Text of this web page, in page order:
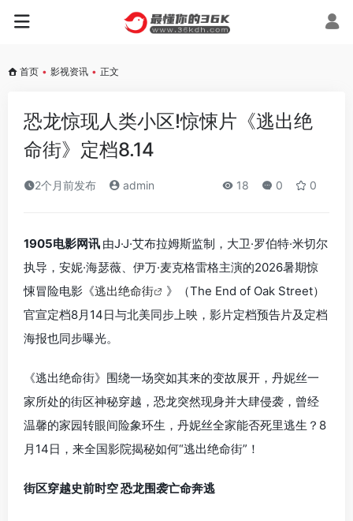
首页 • 影视资讯 • 正文
恐龙惊现人类小区!惊悚片《逃出绝
命街》定档8.14
2个月前发布 admin 18 0 0
1905电影网讯 由J·J·艾布拉姆斯监制，大卫·罗伯特·米切尔
执导，安妮·海瑟薇、伊万·麦克格雷格主演的2026暑期惊
悚冒险电影《逃出绝命街
》（The End of Oak Street）
官宣定档8月14日与北美同步上映，影片定档预告片及定档
海报也同步曝光。
《逃出绝命街》围绕一场突如其来的变故展开，丹妮丝一
家所处的街区神秘穿越，恐龙突然现身并大肆侵袭，曾经
温馨的家园转眼间险象环生，丹妮丝全家能否死里逃生？8
月14日，来全国影院揭秘如何“逃出绝命街”！
街区穿越史前时空 恐龙围袭亡命奔逃